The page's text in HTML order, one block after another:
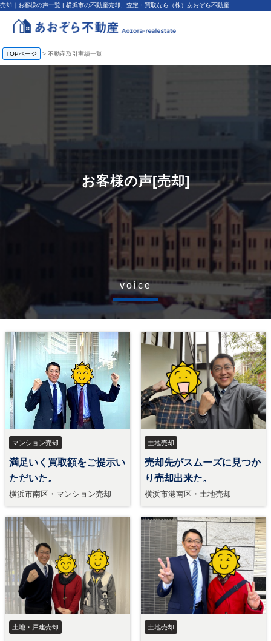
売却｜お客様の声一覧 | 横浜市の不動産売却、査定・買取なら（株）あおぞら不動産
TOPページ > 不動産取引実績一覧
お客様の声[売却]
voice
マンション売却
満足いく買取額をご提示い
ただいた。
横浜市南区・マンション売却
土地売却
売却先がスムーズに見つか
り売却出来た。
横浜市港南区・土地売却
土地・戸建売却 土地売却